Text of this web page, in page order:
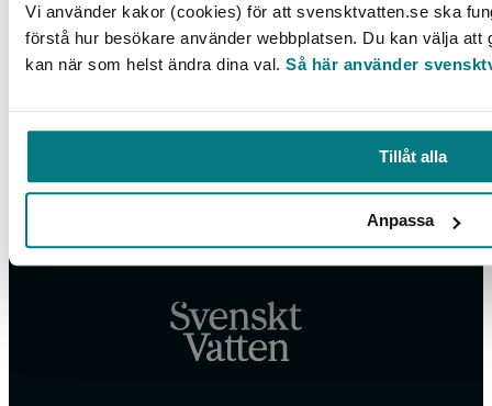
Vi använder kakor (cookies) för att svensktvatten.se ska
förstå hur besökare använder webbplatsen. Du kan välja
kan när som helst ändra dina val. Så här använder
Tillåt alla
Anpassa
Vi behandlar dina personuppgifter enligt Svenskt Vattens
dataskyddspolicy.